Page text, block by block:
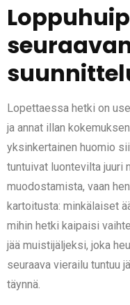
Lopettaessa hetki on
ja annat illan
yksinkertainen huomio
tuntuivat luontevilta juuri
muodostamista, vaan
kartoitusta: minkälaiset
mihin hetki kaipaisi
jää muistijäljeksi, joka
seuraava vierailu tuntuu
täynnä.